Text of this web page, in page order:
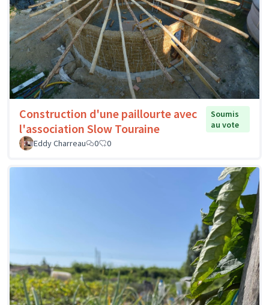
Construction d'une paillourte avec
l'association Slow Touraine
Soumis
au vote
Eddy Charreau
0 0